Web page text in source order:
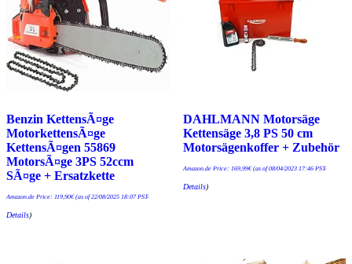
Benzin KettensÃ¤ge
MotorkettensÃ¤ge
KettensÃ¤gen 55869
MotorsÃ¤ge 3PS 52ccm
SÃ¤ge + Ersatzkette
Amazon.de Price: 119,90€(as of 22/08/2025 18:07 PST-
Details)
DAHLMANN Motorsäge
Kettensäge 3,8 PS 50 cm
Motorsägenkoffer + Zubehör
Amazon.de Price: 169,99€(as of 08/04/2023 17:46 PST-
Details)